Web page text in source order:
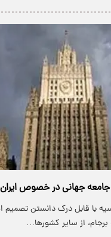
جامعه جهانی در خصوص ایران
با قابل درک دانستن تصمیم
از سایر کشورها…